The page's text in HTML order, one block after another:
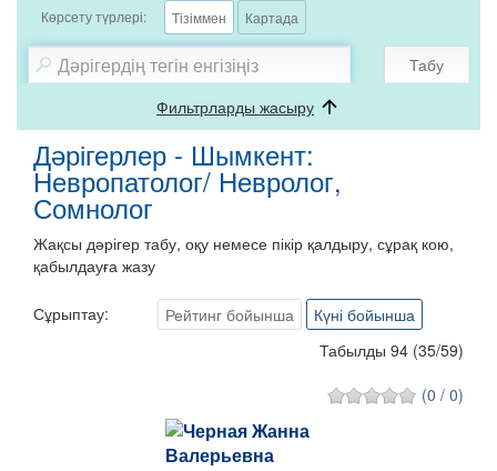
Көрсету түрлері: Тізіммен Картада
Табу
Фильтрларды жасыру
Дәрігерлер - Шымкент:
Невропатолог/ Невролог,
Сомнолог
Жақсы дәрігер табу, оқу немесе пікір қалдыру, сұрақ кою,
қабылдауға жазу
Сұрыптау: Рейтинг бойынша
Күні бойынша
Табылды 94 (35/59)
(0 / 0)